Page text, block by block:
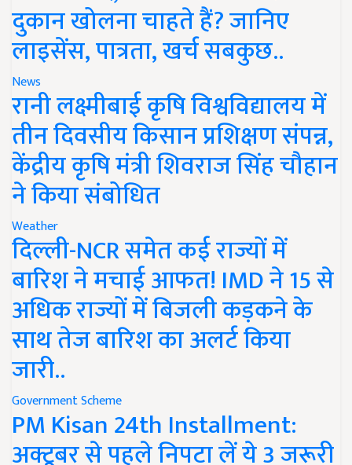
दुकान खोलना चाहते हैं? जानिए
लाइसेंस, पात्रता, खर्च सबकुछ..
News
रानी लक्ष्मीबाई कृषि विश्वविद्यालय में
तीन दिवसीय किसान प्रशिक्षण संपन्न,
केंद्रीय कृषि मंत्री शिवराज सिंह चौहान
ने किया संबोधित
Weather
दिल्ली-NCR समेत कई राज्यों में
बारिश ने मचाई आफत! IMD ने 15 से
अधिक राज्यों में बिजली कड़कने के
साथ तेज बारिश का अलर्ट किया
जारी..
Government Scheme
PM Kisan 24th Installment:
अक्टूबर से पहले निपटा लें ये 3 जरूरी